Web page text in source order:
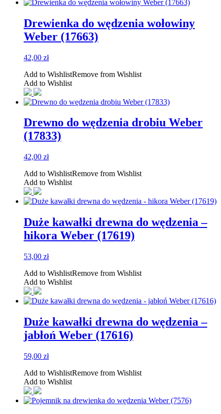
Drewienka do wędzenia wołowiny
Weber (17663)
42,00 zł
Add to WishlistRemove from Wishlist
Add to Wishlist
Drewno do wędzenia drobiu Weber
(17833)
42,00 zł
Add to WishlistRemove from Wishlist
Add to Wishlist
Duże kawałki drewna do wędzenia –
hikora Weber (17619)
53,00 zł
Add to WishlistRemove from Wishlist
Add to Wishlist
Duże kawałki drewna do wędzenia –
jabłoń Weber (17616)
59,00 zł
Add to WishlistRemove from Wishlist
Add to Wishlist